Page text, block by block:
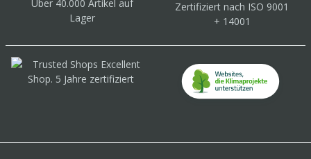
Über 40.000 Artikel auf
Lager
Zertifiziert nach ISO 9001
+ 14001